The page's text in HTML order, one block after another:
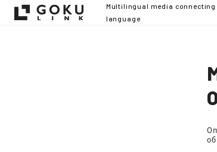
Multilingual media
language